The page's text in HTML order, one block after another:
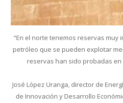
“En el norte tenemos reservas muy
petróleo que se pueden explotar
reservas han sido probadas en
José López Uranga, director de
de Innovación y Desarrollo